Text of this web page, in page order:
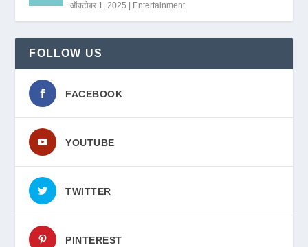
ऑक्टोबर 1, 2025 Entertainment
FOLLOW US
FACEBOOK
YOUTUBE
TWITTER
PINTEREST